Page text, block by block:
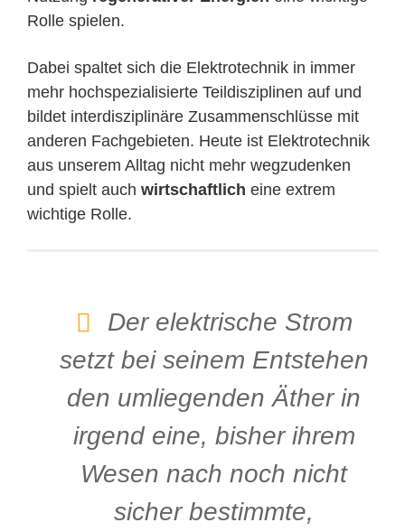
Rolle spielen.
Dabei spaltet sich die Elektrotechnik in immer
mehr hochspezialisierte Teildisziplinen auf und
bildet interdisziplinäre Zusammenschlüsse mit
anderen Fachgebieten. Heute ist Elektrotechnik
aus unserem Alltag nicht mehr wegzudenken
und spielt auch wirtschaftlich eine extrem
wichtige Rolle.
Der elektrische Strom
setzt bei seinem Entstehen
den umliegenden Äther in
irgend eine, bisher ihrem
Wesen nach noch nicht
sicher bestimmte,